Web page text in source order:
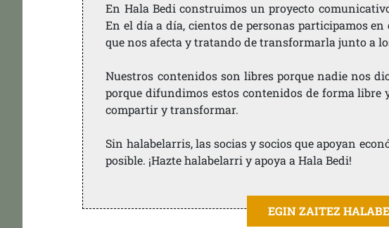
En Hala Bedi construimos un proyecto
En el día a día, cientos de personas participamos
que nos afecta y tratando de transformarla junto a
Nuestros contenidos son libres porque nadie nos
porque difundimos estos contenidos de forma
compartir y transformar.
Sin halabelarris, las socias y socios que apoyan
posible. ¡Hazte halabelarri y apoya a Hala Bedi!
EGIN ZAITEZ